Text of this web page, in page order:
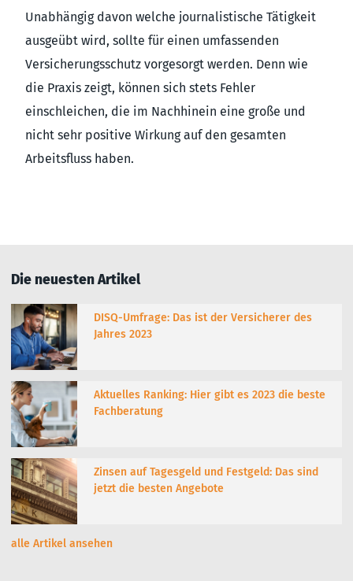
Unabhängig davon welche journalistische Tätigkeit
ausgeübt wird, sollte für einen umfassenden
Versicherungsschutz vorgesorgt werden. Denn wie
die Praxis zeigt, können sich stets Fehler
einschleichen, die im Nachhinein eine große und
nicht sehr positive Wirkung auf den gesamten
Arbeitsfluss haben.
Die neuesten Artikel
DISQ-Umfrage: Das ist der Versicherer des
Jahres 2023
Aktuelles Ranking: Hier gibt es 2023 die beste
Fachberatung
Zinsen auf Tagesgeld und Festgeld: Das sind
jetzt die besten Angebote
alle Artikel ansehen